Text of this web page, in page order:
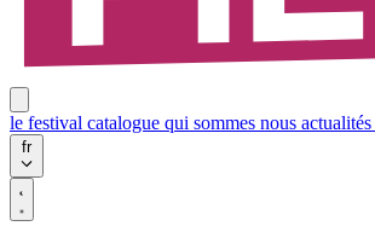
le festival catalogue qui sommes nous actualités
fr